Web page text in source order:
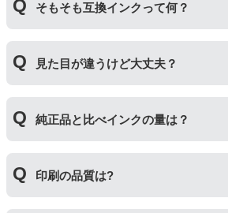
そもそも互換インクって何？
いる互換品です。サードパーティ
われます。開発コストが低いため
見た目が違うけど大丈夫？
いる互換品です。プリンターに適
いますが、一部特許回避を目的に
ご安心ください。
純正品と比べインクの量は？
インク量が入っており、純正イン
きます。（インクが純正品より多
印刷の品質は?